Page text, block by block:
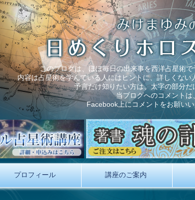
このブログは、ほぼ毎日の出来事を西洋占星術
内容は占星術を学んでいる人にはヒントに、詳しくな
予言だけ知りたい方は、太字の部分だ
当ブログへのコメントは
Facebook上にコメントをお願いい
プロフィール 講座のご案内